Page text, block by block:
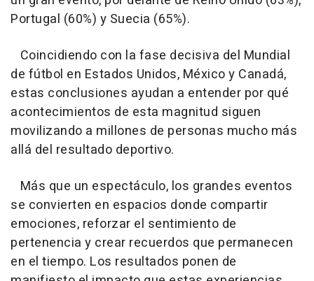
Portugal (60%) y Suecia (65%).
Coincidiendo con la fase decisiva del Mundial
de fútbol en Estados Unidos, México y Canadá,
estas conclusiones ayudan a entender por qué
acontecimientos de esta magnitud siguen
movilizando a millones de personas mucho más
allá del resultado deportivo.
Más que un espectáculo, los grandes eventos
se convierten en espacios donde compartir
emociones, reforzar el sentimiento de
pertenencia y crear recuerdos que permanecen
en el tiempo. Los resultados ponen de